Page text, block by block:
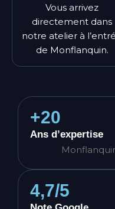
Vous arrivez
directement dans
notre atelier à
de Monflanquin.
+20
Ans d’expertise
4,7/5